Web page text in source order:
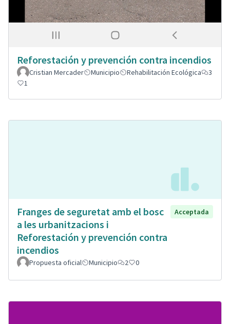
Reforestación y prevención contra incendios
Cristian Mercader Municipio Rehabilitación Ecológica
3
1
Franges de seguretat amb el bosc
a les urbanitzacions i
Reforestación y prevención contra
incendios
Acceptada
Propuesta oficial Municipio 2 0